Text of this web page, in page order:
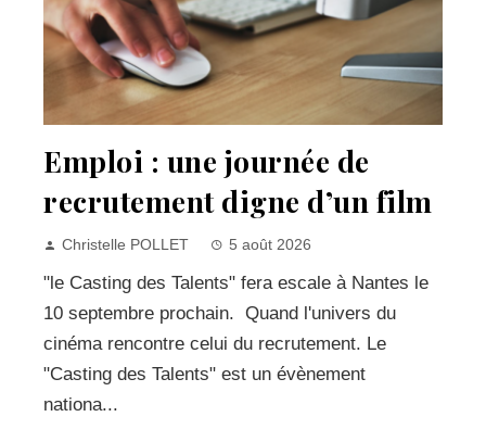
Emploi : une journée de
recrutement digne d’un film
Christelle POLLET 5 août 2026
"le Casting des Talents" fera escale à Nantes le
10 septembre prochain. Quand l'univers du
cinéma rencontre celui du recrutement. Le
"Casting des Talents" est un évènement
nationa...